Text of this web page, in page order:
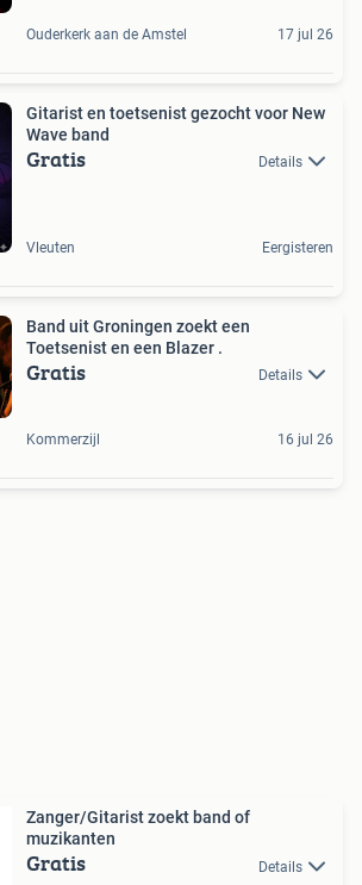
Ouderkerk aan de Amstel 17 jul 26
Gitarist en toetsenist gezocht voor New
Wave band
Gratis Details
Vleuten Eergisteren
Band uit Groningen zoekt een
Toetsenist en een Blazer .
Gratis Details
Kommerzijl 16 jul 26
Zanger/Gitarist zoekt band of
muzikanten
Gratis Details